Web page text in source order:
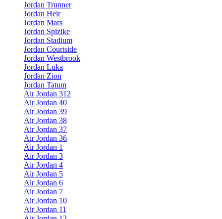
Jordan Trunner
Jordan Heir
Jordan Mars
Jordan Spizike
Jordan Stadium
Jordan Courtside
Jordan Westbrook
Jordan Luka
Jordan Zion
Jordan Tatum
Air Jordan 312
Air Jordan 40
Air Jordan 39
Air Jordan 38
Air Jordan 37
Air Jordan 36
Air Jordan 1
Air Jordan 3
Air Jordan 4
Air Jordan 5
Air Jordan 6
Air Jordan 7
Air Jordan 10
Air Jordan 11